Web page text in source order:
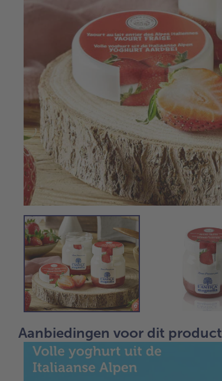
Aanbiedingen voor dit product